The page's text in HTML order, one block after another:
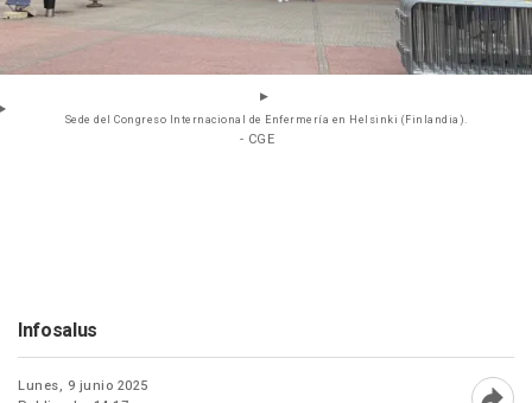
Sede del Congreso Internacional de Enfermería en Helsinki (Finlandia).
- CGE
Infosalus
Lunes, 9 junio 2025